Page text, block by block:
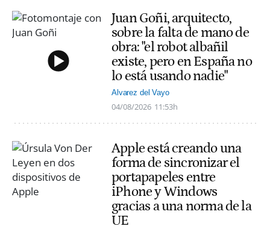
Juan Goñi, arquitecto,
sobre la falta de mano de
obra: "el robot albañil
existe, pero en España no
lo está usando nadie"
Alvarez del Vayo
04/08/2026 11:53h
Apple está creando una
forma de sincronizar el
portapapeles entre
iPhone y Windows
gracias a una norma de la
UE